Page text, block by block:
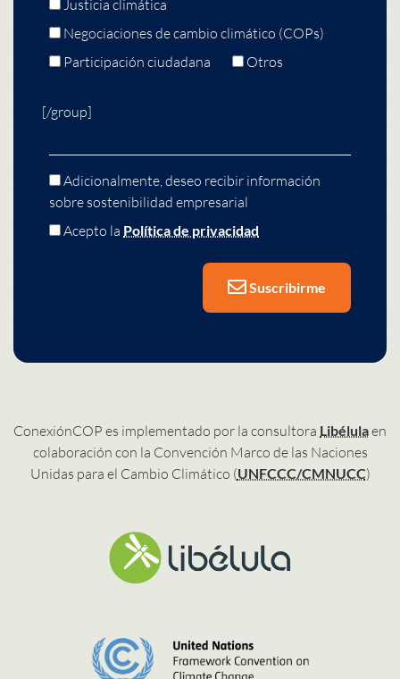
Justicia climática
Negociaciones de cambio climático (COPs)
Participación ciudadana
Otros
[/group]
Adicionalmente, deseo recibir información
sobre sostenibilidad empresarial
Acepto la Política de privacidad
Suscribirme
ConexiónCOP es implementado por la consultora Libélulaen
colaboración con la Convención Marco de las Naciones
Unidas para el Cambio Climático (UNFCCC/CMNUCC)